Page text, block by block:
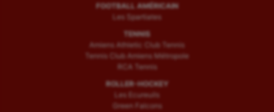
FOOTBALL AMÉRICAIN
Les Spartiates
TENNIS
Amiens Athletic Club Tennis
Tennis Club Amiens Métropole
RCA Tennis
ROLLER-HOCKEY
Les Ecureuils
Green Falcons